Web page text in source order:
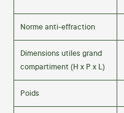
Norme anti-effraction
Dimensions utiles grand
compartiment (H x P x L)
Poids